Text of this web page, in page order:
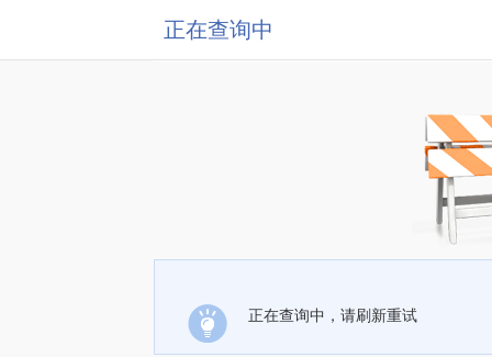
正在查询中
正在查询中，请刷新重试